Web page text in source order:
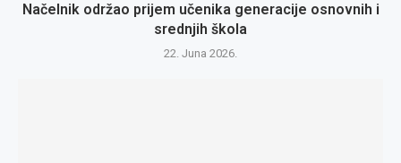
Načelnik održao prijem učenika generacije osnovnih i
srednjih škola
22. Juna 2026.